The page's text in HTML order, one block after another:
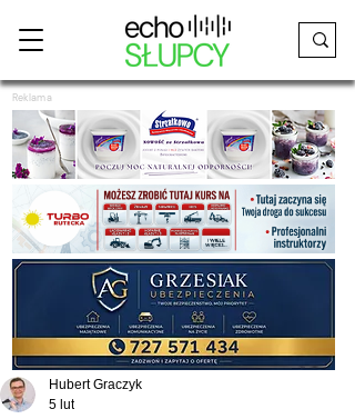
Reklama
Hubert Graczyk
5 lut